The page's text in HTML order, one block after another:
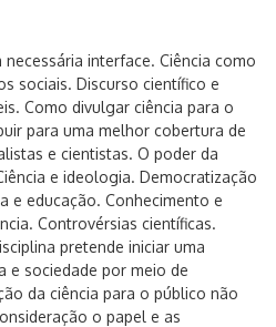
necessária interface. Ciência como
sociais. Discurso científico e
Como divulgar ciência para o
para uma melhor cobertura de
e cientistas. O poder da
e ideologia. Democratização
e educação. Conhecimento e
Controvérsias científicas.
pretende iniciar uma
e sociedade por meio de
da ciência para o público não
o papel e as